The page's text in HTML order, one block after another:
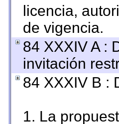
licencia,
de vigencia.
84 XXXIV A :
invitación
84 XXXIV B :
1. La